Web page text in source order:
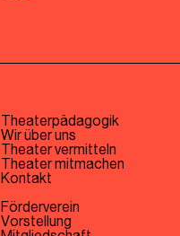
Theaterpädagogik
Wir über uns
Theater vermitteln
Theater mitmachen
Kontakt
Förderverein
Vorstellung